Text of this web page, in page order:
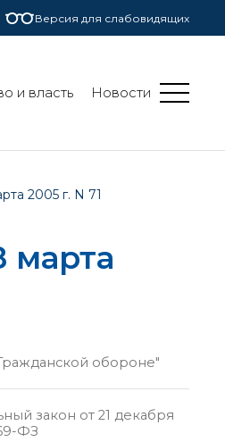
Версия для слабовидящих
и власть Новости
2005 г. N 71
марта
обороне"
закон от 21 декабря
ФЗ